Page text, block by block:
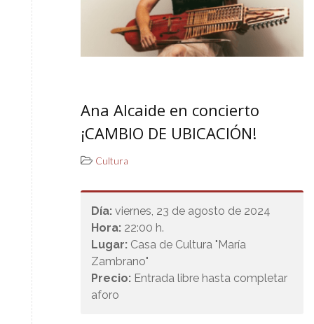
Ana Alcaide en concierto
¡CAMBIO DE UBICACIÓN!
Cultura
Día: viernes, 23 de agosto de 2024
Hora: 22:00 h.
Lugar: Casa de Cultura "María
Zambrano"
Precio: Entrada libre hasta completar
aforo